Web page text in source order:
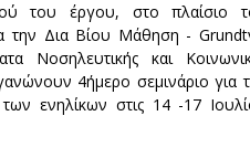
του έργου, στο πλαίσιο
την Δια Βίου Μάθηση -
Νοσηλευτικής και
4ήμερο σεμινάριο για
ενηλίκων στις 14 -17